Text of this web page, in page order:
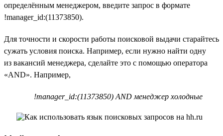
определённым менеджером, введите запрос в формате
!manager_id:(11373850).
Для точности и скорости работы поисковой выдачи старайтесь
сужать условия поиска. Например, если нужно найти одну
из вакансий менеджера, сделайте это с помощью оператора
«AND». Например,
!manager_id:(11373850) AND менеджер холодные